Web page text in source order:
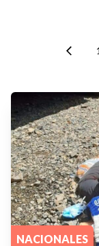
1
NACIONALES